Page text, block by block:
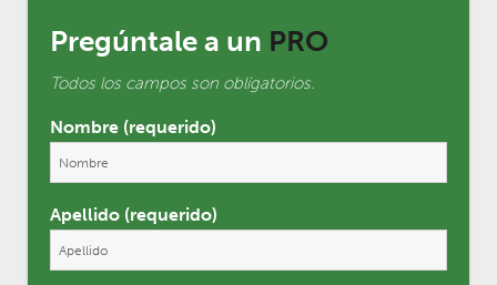
Pregúntale a un PRO
Todos los campos son oblígatorios.
Nombre (requerido)
Apellido (requerido)